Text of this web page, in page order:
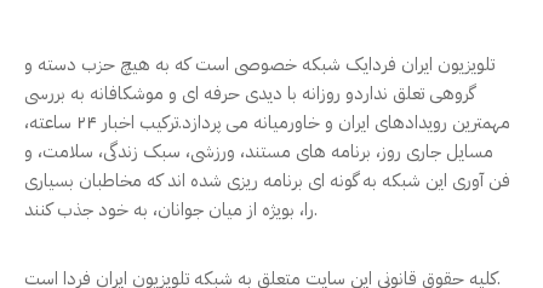
تلویزیون ایران فردایک شبکه خصوصی است که به هیچ حزب دسته و
گروهی تعلق نداردو روزانه با دیدی حرفه ای و موشکافانه به بررسی
مهمترین رویدادهای ایران و خاورمیانه می پردازد.ترکیب اخبار ۲۴ ساعته،
مسایل جاری روز، برنامه های مستند، ورزشی، سبک زندگی، سلامت، و
فن آوری این شبکه به گونه ای برنامه ریزی شده اند که مخاطبان بسیاری
را، بویژه از میان جوانان، به خود جذب کنند.
کلیه حقوق قانونی این سایت متعلق به شبکه تلویزیون ایران فردا است.